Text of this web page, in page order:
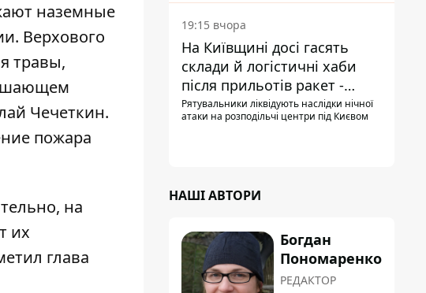
наземные
Верхового
травы,
Чечеткин.
пожара
на
их
глава
19:15 вчора
На Київщині досі гасять
склади й логістичні хаби
після прильотів ракет -
ДСНС
Рятувальники ліквідують наслідки нічної
атаки на розподільчі центри під Києвом
НАШІ АВТОРИ
Богдан
Пономаренко
РЕДАКТОР